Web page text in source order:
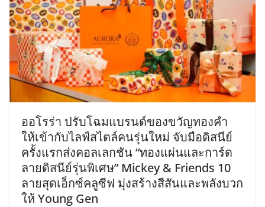
ออโรร่า ปรับโฉมแบรนด์ของขวัญทองคำ
ให้เข้ากับไลฟ์สไตล์คนรุ่นใหม่ จับมือดิสนีย์
ครั้งแรกส่งคอลเลกชัน “ทองแผ่นและการ์ด
ลายดิสนีย์รุ่นพิเศษ” Mickey & Friends 10
ลายสุดเอ็กซ์คลูซีฟ มุ่งสร้างสีสันและพลังบวก
ให้ Young Gen